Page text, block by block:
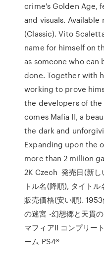
crime's Golden Age,
and visuals. Available
(Classic). Vito
name for himself on
as someone who
done. Together with
working to prove
the developers of
comes Mafia II, a
the dark and
Expanding upon the
more than 2 million
2K Czech 発売日(新し
トル名(降順), タイト
販売価格(安い順).
の迷宮 -幻想郷と天貫
マフィアII コンプリー
ーム PS4®